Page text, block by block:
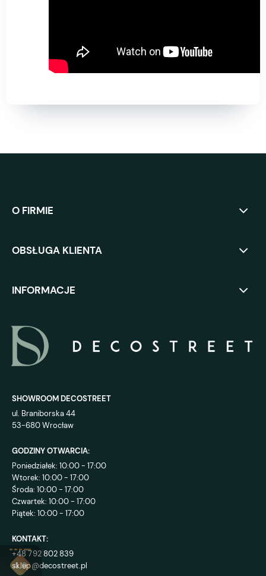
O FIRMIE
OBSŁUGA KLIENTA
INFORMACJE
SHOWROOM DECOSTREET
ul. Braniborska 44
53-680 Wrocław
GODZINY OTWARCIA:
Poniedziałek: 10:00 - 17:00
Wtorek: 10:00 - 17:00
Środa: 10:00 - 17:00
Czwartek: 10:00 - 17:00
Piątek: 10:00 - 17:00
KONTAKT:
+48 792 802 839
sklep@decostreet.pl
4.9